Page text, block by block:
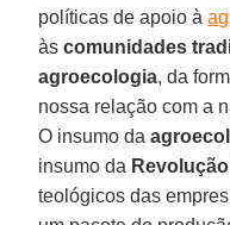
políticas de apoio à
àscomunidades
agroecologia, da
nossa relação com a
O insumo da
insumo da
teológicos das